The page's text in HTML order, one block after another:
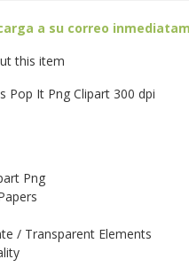
a su correo
this item
Pop It Png Clipart 300 dpi
Png
/ Transparent Elements